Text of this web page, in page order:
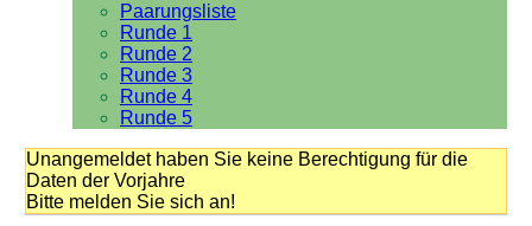
Paarungsliste
Runde 1
Runde 2
Runde 3
Runde 4
Runde 5
Unangemeldet haben Sie keine Berechtigung für die
Daten der Vorjahre
Bitte melden Sie sich an!